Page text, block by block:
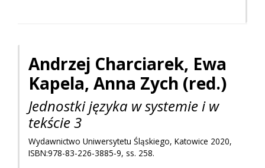
Andrzej Charciarek, Ewa
Kapela, Anna Zych (red.)
Jednostki języka w systemie i w
tekście 3
Wydawnictwo Uniwersytetu Śląskiego, Katowice 2020,
ISBN:978-83-226-3885-9, ss. 258.